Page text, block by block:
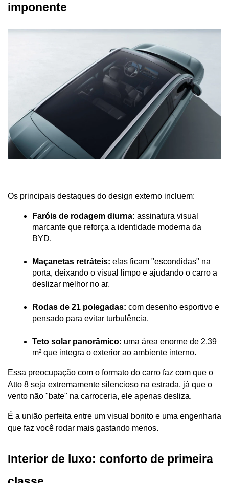
imponente
Os principais destaques do design externo incluem:
Faróis de rodagem diurna: assinatura visual
marcante que reforça a identidade moderna da
BYD.
Maçanetas retráteis: elas ficam "escondidas" na
porta, deixando o visual limpo e ajudando o carro a
deslizar melhor no ar.
Rodas de 21 polegadas: com desenho esportivo e
pensado para evitar turbulência.
Teto solar panorâmico: uma área enorme de 2,39
m² que integra o exterior ao ambiente interno.
Essa preocupação com o formato do carro faz com que o
Atto 8 seja extremamente silencioso na estrada, já que o
vento não "bate" na carroceria, ele apenas desliza.
É a união perfeita entre um visual bonito e uma engenharia
que faz você rodar mais gastando menos.
Interior de luxo: conforto de primeira